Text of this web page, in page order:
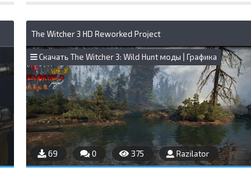
The Witcher 3 HD Reworked Project
Скачать The Witcher 3: Wild Hunt моды | Графика
69 0 375 Razilator